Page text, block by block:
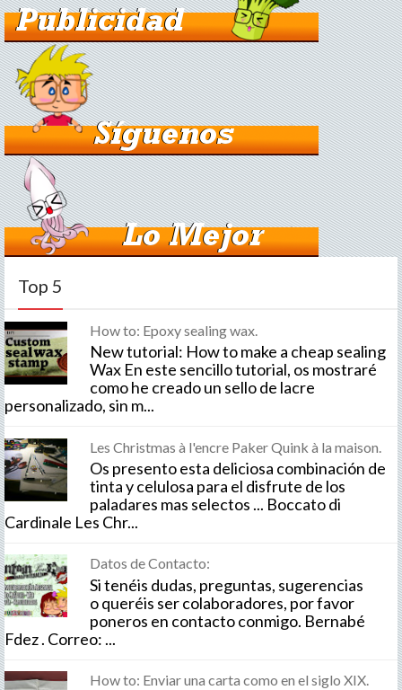
Top 5
How to: Epoxy sealing wax.
New tutorial: How to make a cheap sealing
Wax En este sencillo tutorial, os mostraré
como he creado un sello de lacre
personalizado, sin m...
Les Christmas à l'encre Paker Quink à la maison.
Os presento esta deliciosa combinación de
tinta y celulosa para el disfrute de los
paladares mas selectos ... Boccato di
Cardinale Les Chr...
Datos de Contacto:
Si tenéis dudas, preguntas, sugerencias
o queréis ser colaboradores, por favor
poneros en contacto conmigo. Bernabé
Fdez . Correo: ...
How to: Enviar una carta como en el siglo XIX.